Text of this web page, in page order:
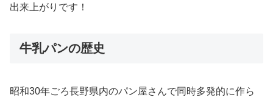
出来上がりです！
牛乳パンの歴史
昭和30年ごろ長野県内のパン屋さんで同時多発的に作ら